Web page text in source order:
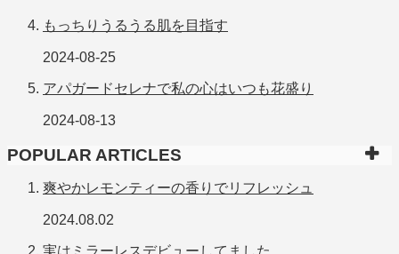
もっちりうるうる肌を目指す
2024-08-25
アパガードセレナで私の心はいつも花盛り
2024-08-13
POPULAR ARTICLES
爽やかレモンティーの香りでリフレッシュ
2024.08.02
実はミラーレスデビューしてました